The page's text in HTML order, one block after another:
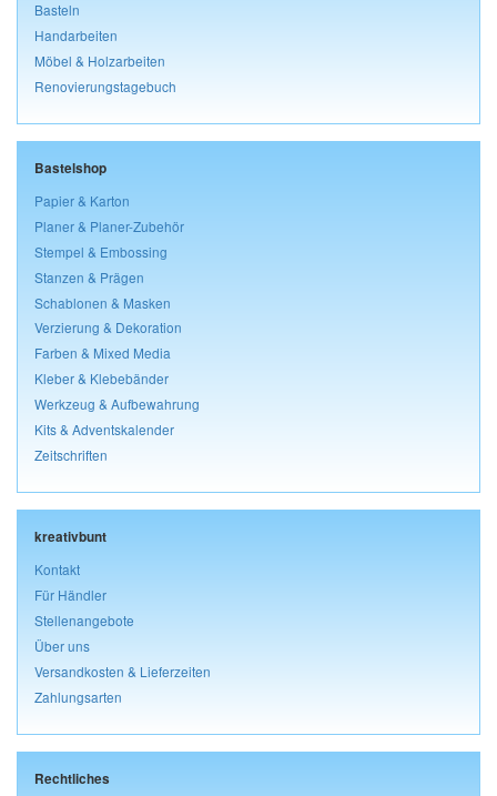
Basteln
Handarbeiten
Möbel & Holzarbeiten
Renovierungstagebuch
Bastelshop
Papier & Karton
Planer & Planer-Zubehör
Stempel & Embossing
Stanzen & Prägen
Schablonen & Masken
Verzierung & Dekoration
Farben & Mixed Media
Kleber & Klebebänder
Werkzeug & Aufbewahrung
Kits & Adventskalender
Zeitschriften
kreativbunt
Kontakt
Für Händler
Stellenangebote
Über uns
Versandkosten & Lieferzeiten
Zahlungsarten
Rechtliches